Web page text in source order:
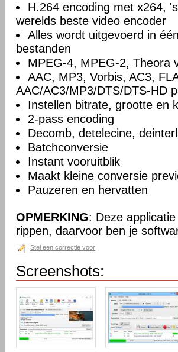
H.264 encoding met x264, 's
werelds beste video encoder
Alles wordt uitgevoerd in
bestanden
MPEG-4, MPEG-2, Theora
AAC, MP3, Vorbis, AC3,
AAC/AC3/MP3/DTS/DTS-HD
Instellen bitrate, grootte en
2-pass encoding
Decomb, detelecine,
Batchconversie
Instant vooruitblik
Maakt kleine conversie
Pauzeren en hervatten
OPMERKING: Deze
rippen, daarvoor ben je
Stel een correctie voor
Screenshots: